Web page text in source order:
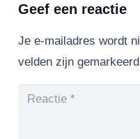
Geef een reactie
Je e-mailadres wordt
velden zijn